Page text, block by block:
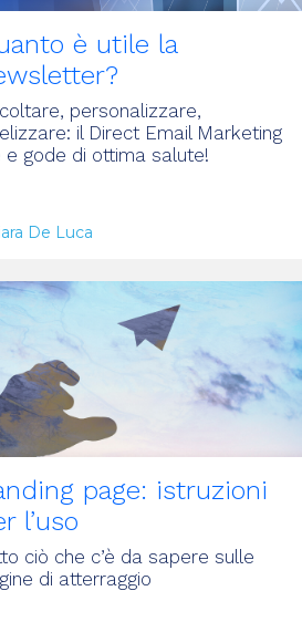
è utile la
personalizzare,
il Direct Email Marketing
e gode di ottima salute!
De Luca
page: istruzioni
l’uso
ciò che c’è da sapere sulle
di atterraggio